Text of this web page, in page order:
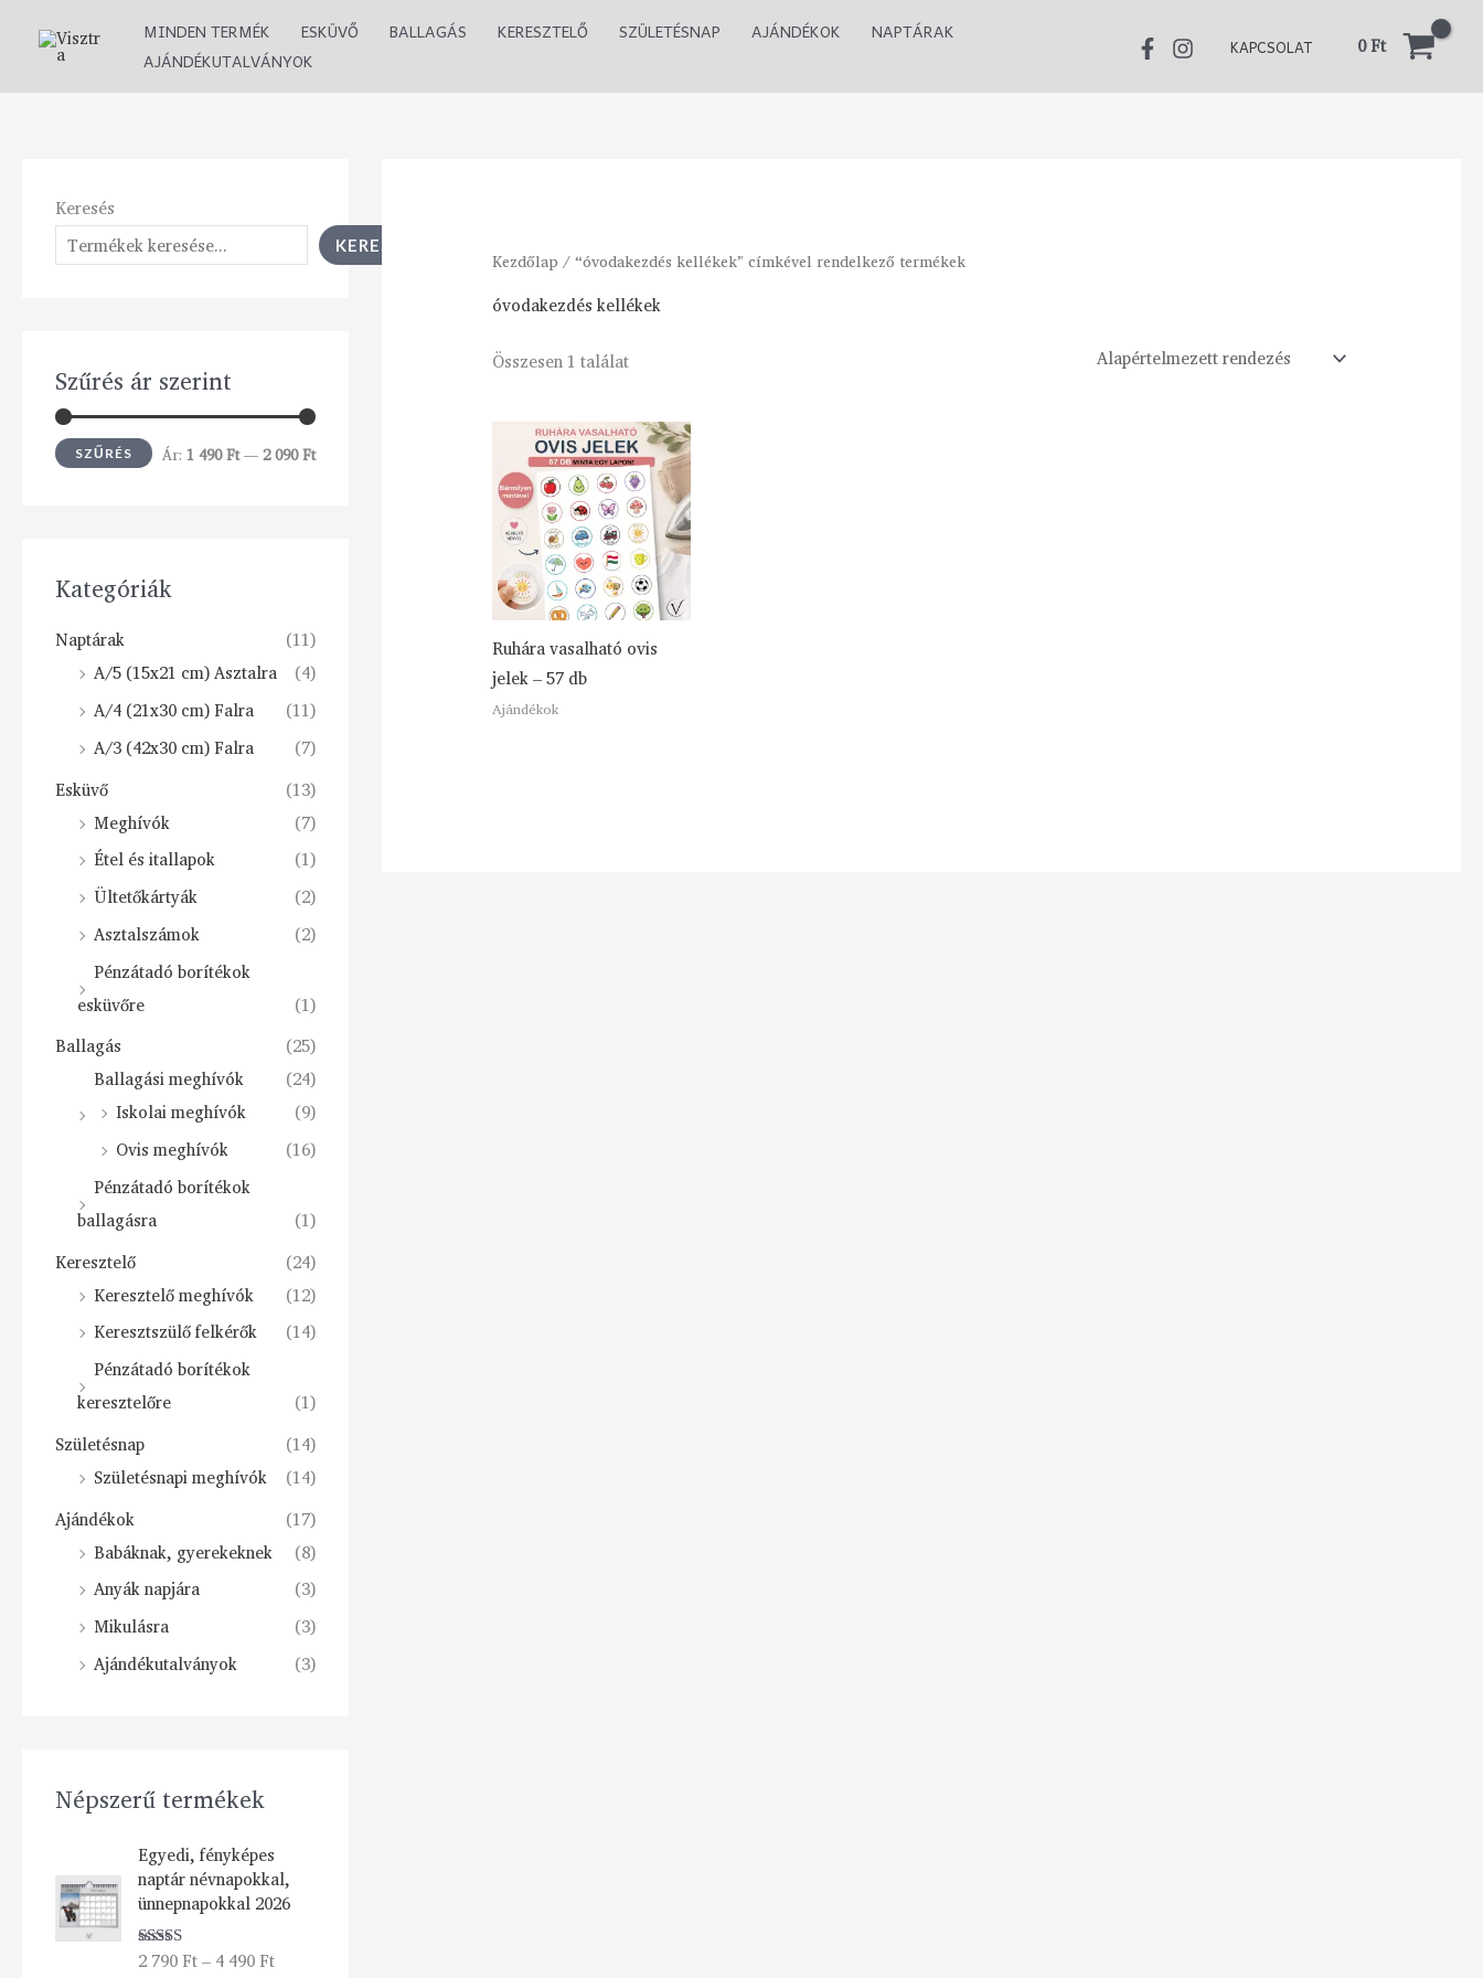
MINDEN TERMÉK ESKÜVŐ BALLAGÁS KERESZTELŐ SZÜLETÉSNAP AJÁNDÉKOK
NAPTÁRAK
AJÁNDÉKUTALVÁNYOK
KAPCSOLAT 0Ft
Keresés
KERESÉS
Szűrés ár szerint
SZŰRÉS Ár: 1 490 Ft—2 090 Ft
Kategóriák
Naptárak
(11)
A/5 (15x21 cm) Asztalra
(4)
A/4 (21x30 cm) Falra
(11)
A/3 (42x30 cm) Falra
(7)
Esküvő
(13)
Meghívók
(7)
Étel és itallapok
(1)
Ültetőkártyák
(2)
Asztalszámok
(2)
Pénzátadó borítékok
esküvőre
(1)
Ballagás
(25)
Ballagási meghívók
(24)
Iskolai meghívók
(9)
Ovis meghívók
(16)
Pénzátadó borítékok
ballagásra
(1)
Keresztelő
(24)
Keresztelő meghívók
(12)
Keresztszülő felkérők
(14)
Pénzátadó borítékok
keresztelőre
(1)
Születésnap
(14)
Születésnapi meghívók
(14)
Ajándékok
(17)
Babáknak, gyerekeknek
(8)
Anyák napjára
(3)
Mikulásra
(3)
Ajándékutalványok
(3)
Népszerű termékek
Egyedi, fényképes
naptár névnapokkal,
ünnepnapokkal 2026
Értékelés:
2 790 Ft– 4 490 Ft
t
a
t
Kezdőlap / “óvodakezdés kellékek” címkével rendelkező termékek
óvodakezdés kellékek
Összesen 1 találat
Ruhára vasalható ovis
jelek – 57 db
Ajándékok